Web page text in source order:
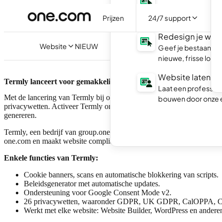
Prijzen 24/7 support
Website NIEUW
Maak je eigen
minuten live.
Redesign je
Geef je bestaande
nieuwe, frisse look.
Website laten
Laat een
bouwen door onze
Termly lanceert voor gemakkelijke website consent en compliance
Met de lancering van Termly bij one.com hoef je je geen zorgen
privacywetten. Activeer Termly om cookies te scannen, een
genereren.
Termly, een bedrijf van group.one, biedt een alles-in-één
one.com en maakt website compliance makkelijker dan ooit.
Enkele functies van Termly:
Cookie banners, scans en automatische blokkering van scripts.
Beleidsgenerator met automatische updates.
Ondersteuning voor Google Consent Mode v2.
26 privacywetten, waaronder GDPR, UK GDPR, CalOPPA,
Werkt met elke website: Website Builder, WordPress en